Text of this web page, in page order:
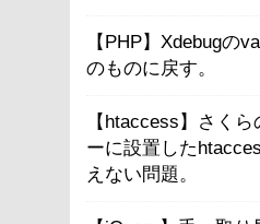
【PHP】Xdebugの
のものに戻す。
【htaccess】さく
ーに設置した
えない問題。